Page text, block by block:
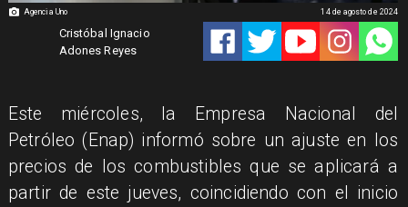
Agencia Uno
Cristóbal Ignacio
Adones Reyes
14 de agosto de 2024
Este miércoles, la Empresa Nacional del
Petróleo (Enap) informó sobre un ajuste en los
precios de los combustibles que se aplicará a
partir de este jueves, coincidiendo con el inicio